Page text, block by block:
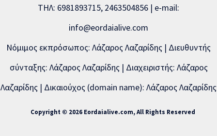
ΤΗΛ: 6981893715, 2463504856 | e-mail:
info@eordaialive.com
Νόμιμος εκπρόσωπος: Λάζαρος Λαζαρίδης | Διευθυντής
σύνταξης: Λάζαρος Λαζαρίδης | Διαχειριστής: Λάζαρος
Λαζαρίδης | Δικαιούχος (domain name): Λάζαρος Λαζαρίδης
Copyright © 2026 Eordaialive.com, All Rights Reserved